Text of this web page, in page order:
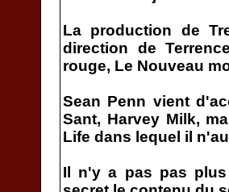
La production de
direction de
rouge, Le Nouveau
Sean Penn vient
Sant, Harvey Milk,
Life dans lequel il
Il n'y a pas pas